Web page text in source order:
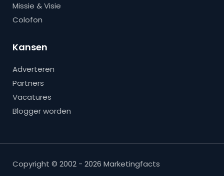
Missie & Visie
Colofon
Kansen
Adverteren
Partners
Vacatures
Blogger worden
Copyright © 2002 - 2026 Marketingfacts